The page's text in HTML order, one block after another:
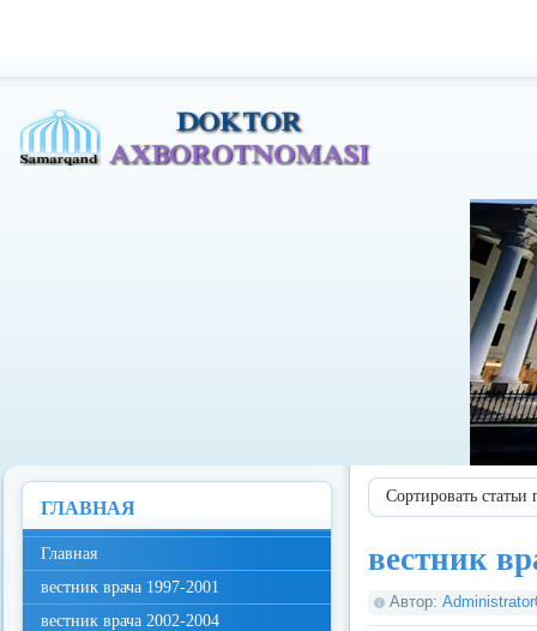
Сортировать
вестник
Автор:
ГЛАВНАЯ
Главная
вестник врача 1997-2001
вестник врача 2002-2004